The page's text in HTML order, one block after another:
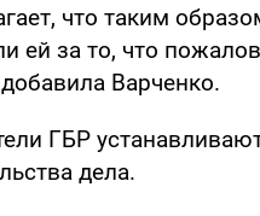
что таким
ей за то, что
Варченко.
ГБР
дела.